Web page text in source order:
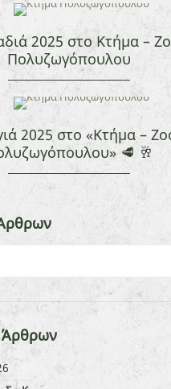
2025 στο Κτήμα –
Πολυζωγόπουλου
2025 στο «Κτήμα –
🥩 🥂
Άρθρων